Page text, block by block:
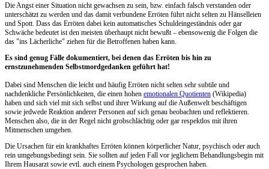
Die Angst einer Situation nicht gewachsen zu sein, bzw. einfach falsch verstanden oder
unterschätzt zu werden und das damit verbundene Erröten führt nicht selten zu Hänselleien
und Spott. Dass das Erröten dabei kein automatisches Schuldeingeständnis oder gar
Schwäche bedeutet ist den meisten überhaupt nicht bewußt – ebensowenig die Folgen die
das "ins Lächerliche" ziehen für die Betroffenen haben kann.
Es sind genug Fälle dokumentiert, bei denen das Erröten bis hin zu
ernstzunehmenden Selbstmordgedanken geführt hat!
Dabei sind Menschen die leicht und häufig Erröten nicht selten sehr subtile und
nachdenkliche Persönlichkeiten, die einen hohen emotionalen Quotienten (Wikipedia)
haben und sich viel mit sich selbst und ihrer Wirkung auf die Außenwelt beschäftigen
sowie jedwede Reaktion anderer Personen auf sich genau beobachten und reflektieren.
Menschen also, die in der Regel nicht grobschlächtig oder gar respektlos mit ihren
Mitmenschen umgehen.
Die Ursachen für ein krankhaftes Erröten können körperlicher Natur, psychisch oder auch
rein umgebungsbedingt sein. Sie sollten auf jeden Fall vor jeglichem Behandlungsbegin mit
Ihrem Hausarzt sowie evtl. auch einem Psychologen gesprochen haben.